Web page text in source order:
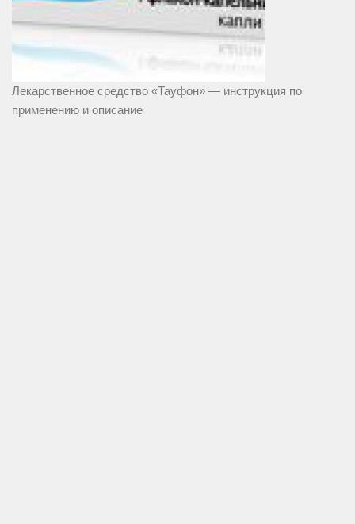
Лекарственное средство «Тауфон» — инструкция по
применению и описание